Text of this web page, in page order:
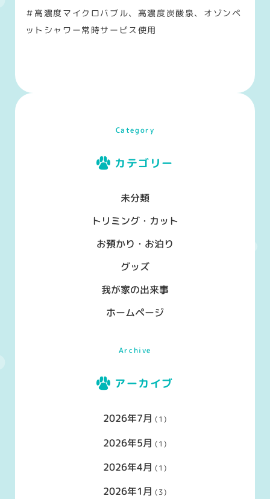
＃高濃度マイクロバブル、高濃度炭酸泉、オゾンペ
ットシャワー常時サービス使用
Category
カテゴリー
未分類
トリミング・カット
お預かり・お泊り
グッズ
我が家の出来事
ホームページ
Archive
アーカイブ
2026年7月 (1)
2026年5月 (1)
2026年4月 (1)
2026年1月 (3)